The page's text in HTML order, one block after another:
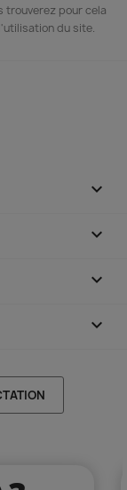
trouverez pour cela
du site.



keyboard_arrow_down